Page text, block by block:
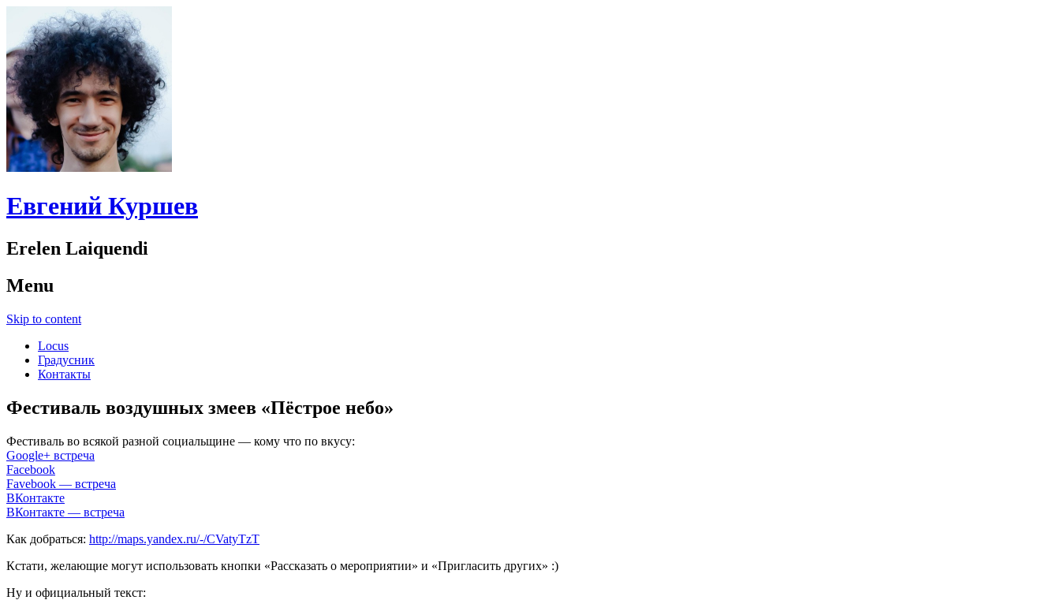
Евгений Куршев
Erelen Laiquendi
Menu
Skip to content
Locus
Градусник
Контакты
Фестиваль воздушных змеев «Пёстрое небо»
Фестиваль во всякой разной социальщине — кому что по вкусу:
Google+ встреча
Facebook
Favebook — встреча
ВКонтакте
ВКонтакте — встреча
Как добраться: http://maps.yandex.ru/-/CVatyTzT
Кстати, желающие могут использовать кнопки «Рассказать о мероприятии» и «Пригласить других» :)
Ну и официальный текст: